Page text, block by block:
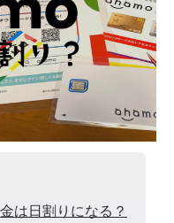
は日割りになる？